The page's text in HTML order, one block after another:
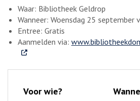
Waar: Bibliotheek Geldrop
Wanneer: Woensdag 25
Entree: Gratis
Aanmelden via:
Voor wie?